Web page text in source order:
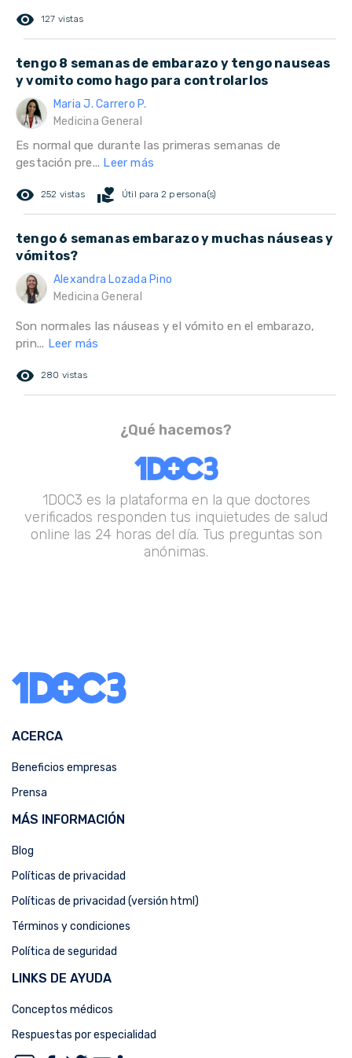
remove_red_eye 127 vistas
tengo 8 semanas de embarazo y tengo nauseas
y vomito como hago para controlarlos
Maria J. Carrero P.
Medicina General
Es normal que durante las primeras semanas de
gestación pre... Leer más
remove_red_eye 252 vistas volunteer_activism Útil para 2 persona(s)
tengo 6 semanas embarazo y muchas náuseas y
vómitos?
Alexandra Lozada Pino
Medicina General
Son normales las náuseas y el vómito en el embarazo,
prin... Leer más
remove_red_eye 280 vistas
¿Qué hacemos?
1DOC3 es la plataforma en la que doctores
verificados responden tus inquietudes de salud
online las 24 horas del día. Tus preguntas son
anónimas.
ACERCA
Beneficios empresas
Prensa
MÁS INFORMACIÓN
Blog
Políticas de privacidad
Políticas de privacidad (versión html)
Términos y condiciones
Política de seguridad
LINKS DE AYUDA
Conceptos médicos
Respuestas por especialidad